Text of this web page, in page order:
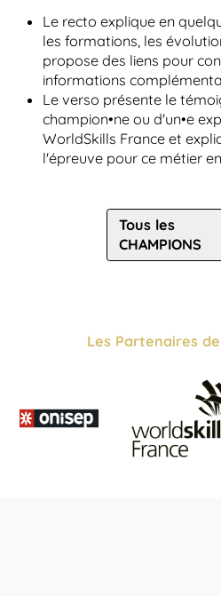
Le recto explique en
les formations, les
propose des liens pour
informations
Le verso présente le
champion•ne ou d'un•e
WorldSkills France et
l'épreuve pour ce métier
Tous les
CHAMPIONS
Les Partenaires de